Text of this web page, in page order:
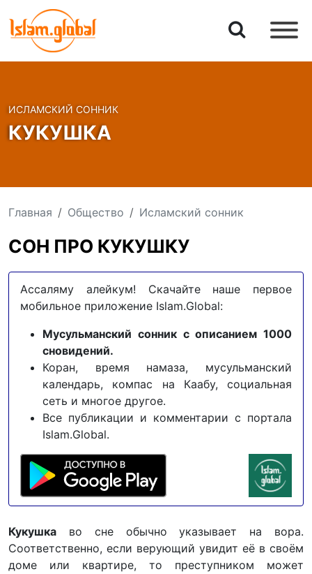
ИСЛАМСКИЙ СОННИК
КУКУШКА
Главная Общество Исламский сонник
СОН ПРО КУКУШКУ
Ассаляму алейкум! Скачайте наше первое
мобильное приложение Islam.Global:
Мусульманский сонник с описанием 1000
сновидений.
Коран, время намаза, мусульманский
календарь, компас на Каабу, социальная
сеть и многое другое.
Все публикации и комментарии с портала
Islam.Global.
Кукушка во сне обычно указывает на вора.
Соответственно, если верующий увидит её в своём
доме или квартире, то преступником может